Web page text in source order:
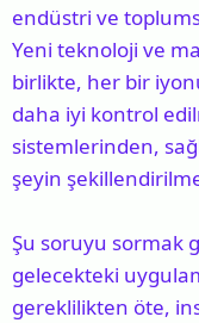
endüstri ve
Yeni teknoloji ve
birlikte, her bir
daha iyi kontrol
sistemlerinden,
şeyin
Şu soruyu sormak
gelecekteki
gereklilikten öte,